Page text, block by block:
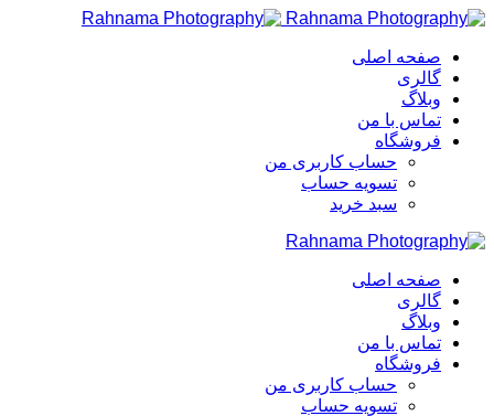
صفحه اصلی
گالری
وبلاگ
تماس با من
فروشگاه
حساب کاربری من
تسویه حساب
سبد خرید
صفحه اصلی
گالری
وبلاگ
تماس با من
فروشگاه
حساب کاربری من
تسویه حساب